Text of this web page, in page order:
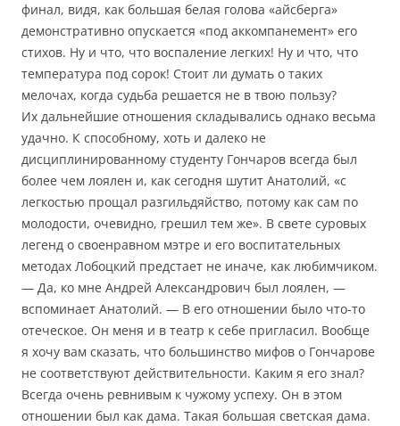
финал, видя, как большая белая голова «айсберга»
демонстративно опускается «под аккомпанемент» его
стихов. Ну и что, что воспаление легких! Ну и что, что
температура под сорок! Стоит ли думать о таких
мелочах, когда судьба решается не в твою пользу?
Их дальнейшие отношения складывались однако весьма
удачно. К способному, хоть и далеко не
дисциплинированному студенту Гончаров всегда был
более чем лоялен и, как сегодня шутит Анатолий, «с
легкостью прощал разгильдяйство, потому как сам по
молодости, очевидно, грешил тем же». В свете суровых
легенд о своенравном мэтре и его воспитательных
методах Лобоцкий предстает не иначе, как любимчиком.
— Да, ко мне Андрей Александрович был лоялен, —
вспоминает Анатолий. — В его отношении было что-то
отеческое. Он меня и в театр к себе пригласил. Вообще
я хочу вам сказать, что большинство мифов о Гончарове
не соответствуют действительности. Каким я его знал?
Всегда очень ревнивым к чужому успеху. Он в этом
отношении был как дама. Такая большая светская дама.